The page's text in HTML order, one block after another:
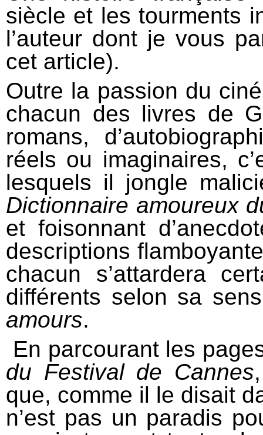
siècle et les tourments
l’auteur dont je vous
cet article).
Outre la passion du
chacun des livres de
romans,
réels ou imaginaires,
lesquels il jongle
Dictionnaire amoureux
et foisonnant
descriptions
chacun s’attardera
différents selon sa
amours.
En parcourant les
du Festival de Cannes
que, comme il le disait
n’est pas un paradis